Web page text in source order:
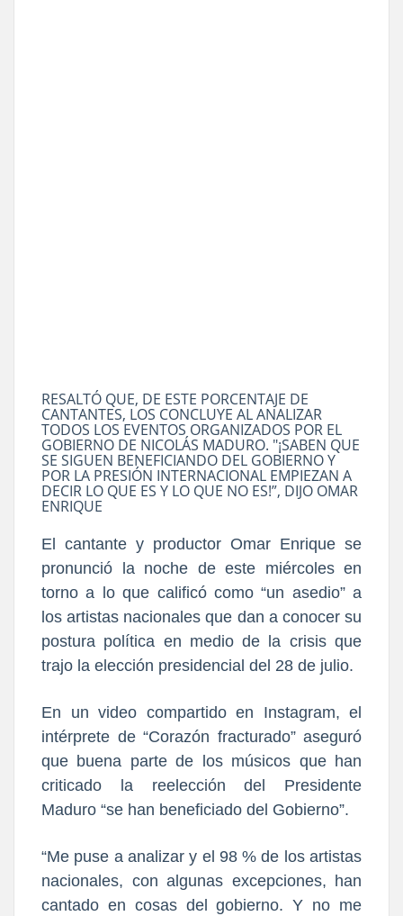
RESALTÓ QUE, DE ESTE PORCENTAJE DE
CANTANTES, LOS CONCLUYE AL ANALIZAR
TODOS LOS EVENTOS ORGANIZADOS POR EL
GOBIERNO DE NICOLÁS MADURO. "¡SABEN QUE
SE SIGUEN BENEFICIANDO DEL GOBIERNO Y
POR LA PRESIÓN INTERNACIONAL EMPIEZAN A
DECIR LO QUE ES Y LO QUE NO ES!”, DIJO OMAR
ENRIQUE
El cantante y productor Omar Enrique se
pronunció la noche de este miércoles en
torno a lo que calificó como “un asedio” a
los artistas nacionales que dan a conocer su
postura política en medio de la crisis que
trajo la elección presidencial del 28 de julio.
En un video compartido en Instagram, el
intérprete de “Corazón fracturado” aseguró
que buena parte de los músicos que han
criticado la reelección del Presidente
Maduro “se han beneficiado del Gobierno”.
“Me puse a analizar y el 98 % de los artistas
nacionales, con algunas excepciones, han
cantado en cosas del gobierno. Y no me